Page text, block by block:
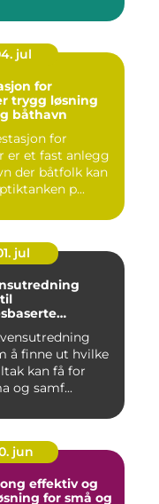
jul
for
båthavn
for
er et fast anlegg
der båtfolk kan
p...
jul
å finne ut hvilke
kan få for
og samf...
jun
og
for små og